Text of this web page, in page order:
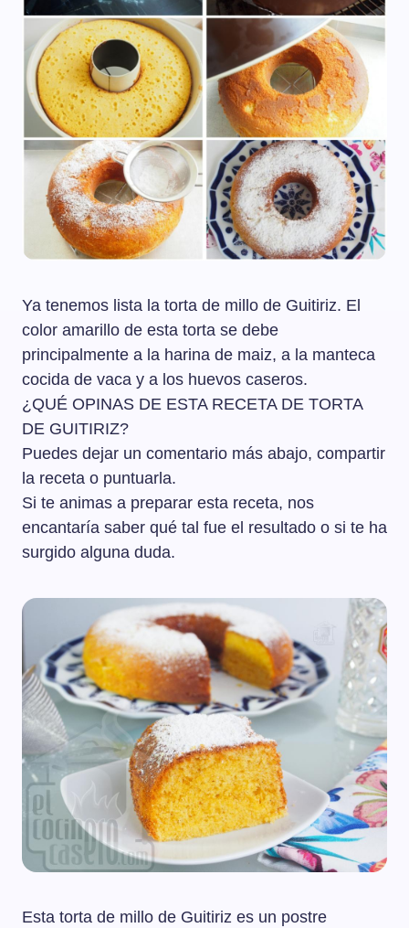
Ya tenemos lista la torta de millo de Guitiriz. El
color amarillo de esta torta se debe
principalmente a la harina de maiz, a la manteca
cocida de vaca y a los huevos caseros.
¿QUÉ OPINAS DE ESTA RECETA DE TORTA
DE GUITIRIZ?
Puedes dejar un comentario más abajo, compartir
la receta o puntuarla.
Si te animas a preparar esta receta, nos
encantaría saber qué tal fue el resultado o si te ha
surgido alguna duda.
Esta torta de millo de Guitiriz es un postre